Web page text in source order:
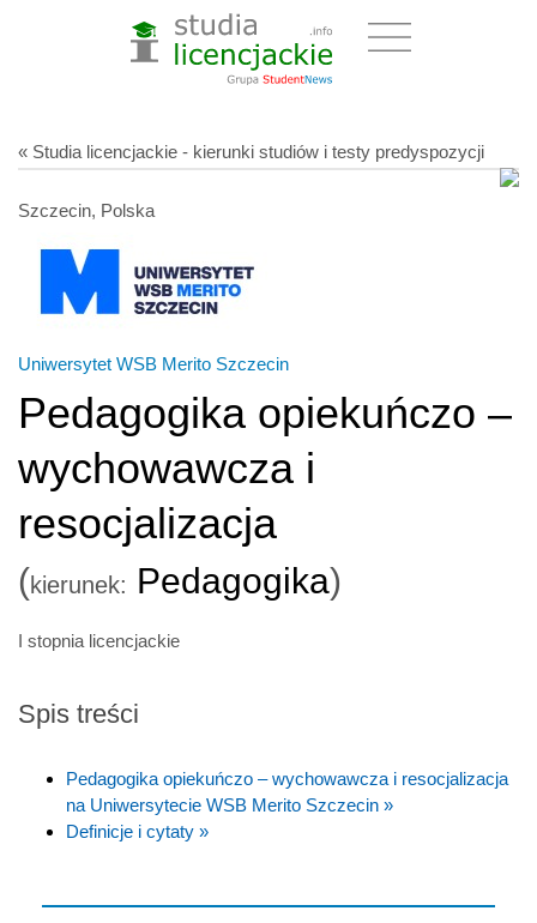
« Studia licencjackie - kierunki studiów i testy predyspozycji
Szczecin, Polska
Uniwersytet WSB Merito Szczecin
Pedagogika opiekuńczo –
wychowawcza i
resocjalizacja
(kierunek: Pedagogika)
I stopnia licencjackie
Spis treści
Pedagogika opiekuńczo – wychowawcza i resocjalizacja
na Uniwersytecie WSB Merito Szczecin »
Definicje i cytaty »